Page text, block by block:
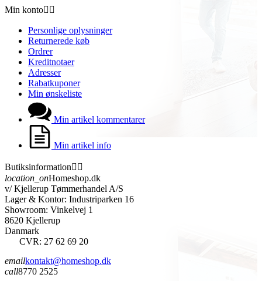
Min konto 
Personlige oplysninger
Returnerede køb
Ordrer
Kreditnotaer
Adresser
Rabatkuponer
Min ønskeliste
Min artikel kommentarer
Min artikel info
Butiksinformation 
location_onHomeshop.dk
v/ Kjellerup Tømmerhandel A/S
Lager & Kontor: Industriparken 16
Showroom: Vinkelvej 1
8620 Kjellerup
Danmark
CVR: 27 62 69 20
emailkontakt@homeshop.dk
call8770 2525